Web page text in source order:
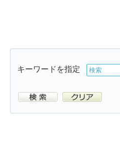
キーワードを指定